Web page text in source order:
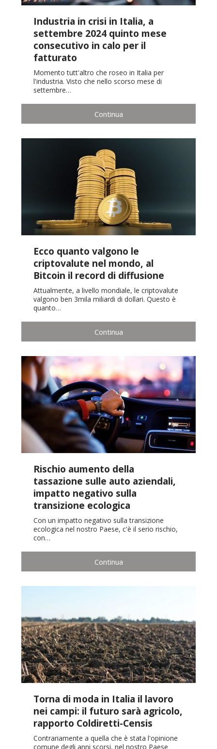
Industria in crisi in Italia, a
settembre 2024 quinto mese
consecutivo in calo per il
fatturato
Momento tutt'altro che roseo in Italia per
l'industria. Visto che nello scorso mese di
settembre…
Continua
Ecco quanto valgono le
criptovalute nel mondo, al
Bitcoin il record di diffusione
Attualmente, a livello mondiale, le criptovalute
valgono ben 3mila miliardi di dollari. Questo è
quanto…
Continua
Rischio aumento della
tassazione sulle auto aziendali,
impatto negativo sulla
transizione ecologica
Con un impatto negativo sulla transizione
ecologica nel nostro Paese, c'è il serio rischio,
con…
Continua
Torna di moda in Italia il lavoro
nei campi: il futuro sarà agricolo,
rapporto Coldiretti-Censis
Contrariamente a quella che è stata l'opinione
comune degli anni scorsi, nel nostro Paese